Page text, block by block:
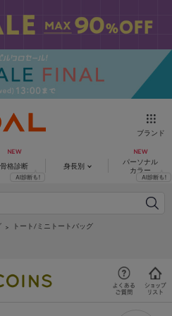
ブランド
骨格診断 身長別
パーソナル
カラー
トート/ミニトートバッグ